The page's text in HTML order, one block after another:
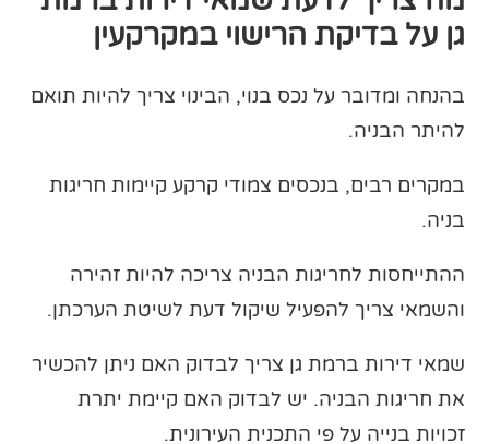
גן על בדיקת הרישוי במקרקעין
בהנחה ומדובר על נכס בנוי, הבינוי צריך להיות תואם
להיתר הבניה.
במקרים רבים, בנכסים צמודי קרקע קיימות חריגות
בניה.
ההתייחסות לחריגות הבניה צריכה להיות זהירה
והשמאי צריך להפעיל שיקול דעת לשיטת הערכתן.
שמאי דירות ברמת גן צריך לבדוק האם ניתן להכשיר
את חריגות הבניה. יש לבדוק האם קיימת יתרת
זכויות בנייה על פי התכנית העירונית.